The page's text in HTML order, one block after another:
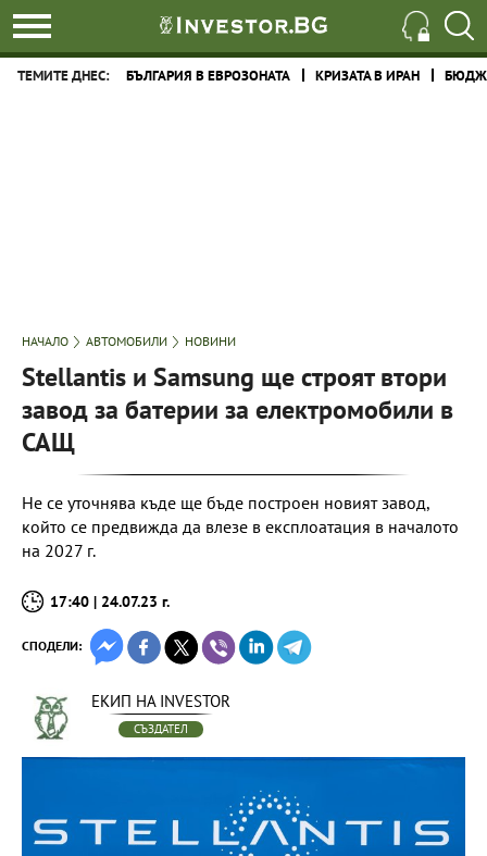
ТЕМИТЕ ДНЕС: БЪЛГАРИЯ В ЕВРОЗОНАТА КРИЗАТА В ИРАН
НАЧАЛО АВТОМОБИЛИ НОВИНИ
Stellantis и Samsung ще строят втори
завод за батерии за електромобили в
САЩ
Не се уточнява къде ще бъде построен новият завод,
който се предвижда да влезе в експлоатация в началото
на 2027 г.
17:40 | 24.07.23 г.
СПОДЕЛИ:
ЕКИП НА INVESTOR
СЪЗДАТЕЛ